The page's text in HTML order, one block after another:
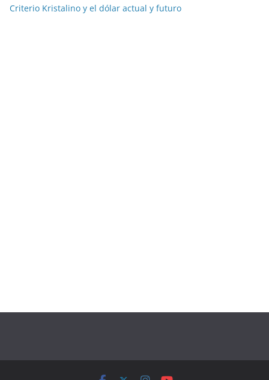
Criterio Kristalino y el dólar actual y futuro